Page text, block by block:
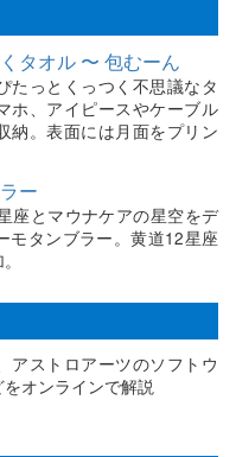
タオル 〜 包むーん
たっとくっつく不思議なタ
ホ、アイピースやケーブル
納。表面には月面をプリン
ー
座とマウナケアの星空をデ
モタンブラー。黄道12星座
アストロアーツのソフトウ
オンラインで解説